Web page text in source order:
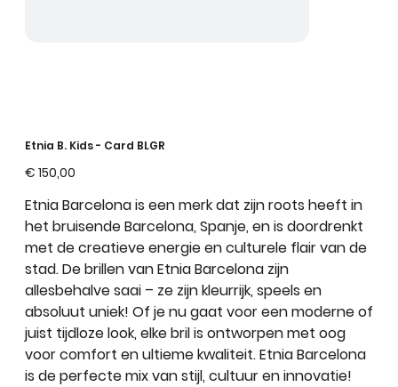
Etnia B. Kids - Card BLGR
Prijs
€ 150,00
Etnia Barcelona is een merk dat zijn roots heeft in
het bruisende Barcelona, Spanje, en is doordrenkt
met de creatieve energie en culturele flair van de
stad. De brillen van Etnia Barcelona zijn
allesbehalve saai – ze zijn kleurrijk, speels en
absoluut uniek! Of je nu gaat voor een moderne of
juist tijdloze look, elke bril is ontworpen met oog
voor comfort en ultieme kwaliteit. Etnia Barcelona
is de perfecte mix van stijl, cultuur en innovatie!